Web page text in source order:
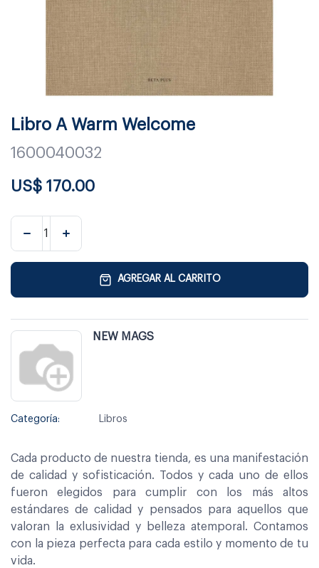
Libro A Warm Welcome
1600040032
US$ 170.00
AGREGAR AL CARRITO
NEW MAGS
Categoría: Libros
Cada producto de nuestra tienda, es una manifestación
de calidad y sofisticación. Todos y cada uno de ellos
fueron elegidos para cumplir con los más altos
estándares de calidad y pensados para aquellos que
valoran la exlusividad y belleza atemporal. Contamos
con la pieza perfecta para cada estilo y momento de tu
vida.